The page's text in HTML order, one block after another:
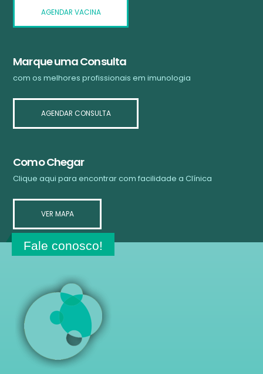
AGENDAR VACINA
Marque uma Consulta
com os melhores profissionais em imunologia
AGENDAR CONSULTA
Como Chegar
Clique aqui para encontrar com facilidade a Clínica
VER MAPA
Fale conosco!